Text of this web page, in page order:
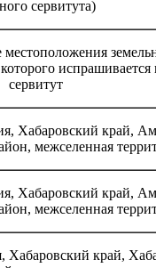
сервитута)
сервитут
Хабаровский край,
межселенная
Хабаровский край,
межселенная
Хабаровский край,